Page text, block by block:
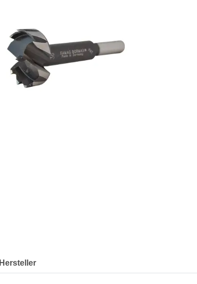
Hersteller